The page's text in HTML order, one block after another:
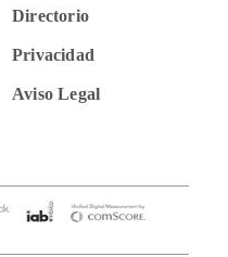
Directorio
Privacidad
Aviso Legal